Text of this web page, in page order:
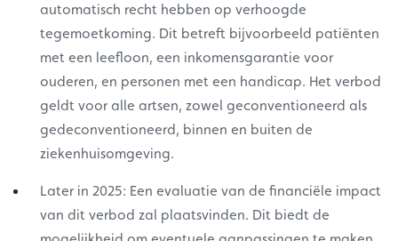
automatisch recht hebben op verhoogde
tegemoetkoming. Dit betreft bijvoorbeeld patiënten
met een leefloon, een inkomensgarantie voor
ouderen, en personen met een handicap. Het verbod
geldt voor alle artsen, zowel geconventioneerd als
gedeconventioneerd, binnen en buiten de
ziekenhuisomgeving.
Later in 2025: Een evaluatie van de financiële impact
van dit verbod zal plaatsvinden. Dit biedt de